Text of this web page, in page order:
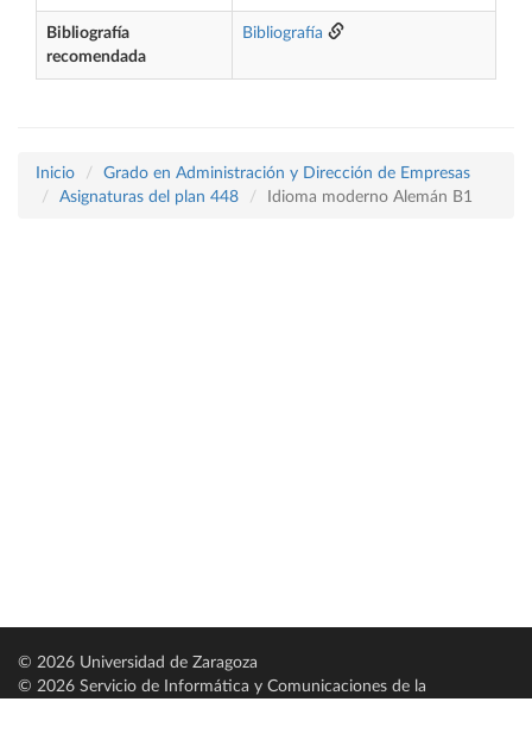
Bibliografía
recomendada
Bibliografía
Inicio
Grado en Administración y Dirección de Empresas
Asignaturas del plan 448
Idioma moderno Alemán B1
© 2026 Universidad de Zaragoza
© 2026 Servicio de Informática y Comunicaciones de la